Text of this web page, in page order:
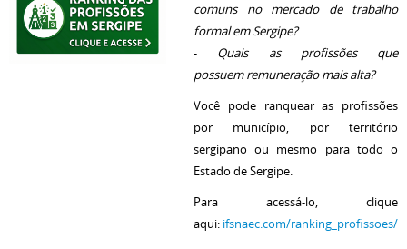
comuns no mercado de trabalho
formal em Sergipe?
- Quais as profissões que
possuem remuneração mais alta?
Você pode ranquear as profissões
por município, por território
sergipano ou mesmo para todo o
Estado de Sergipe.
Para acessá-lo, clique
aqui: ifsnaec.com/ranking_profissoes/